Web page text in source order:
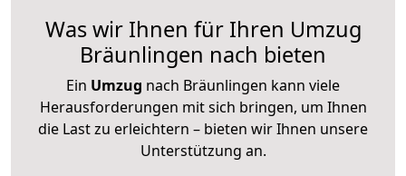
Was wir Ihnen für Ihren Umzug
Bräunlingen nach bieten
Ein Umzug nach Bräunlingen kann viele
Herausforderungen mit sich bringen, um Ihnen
die Last zu erleichtern – bieten wir Ihnen unsere
Unterstützung an.